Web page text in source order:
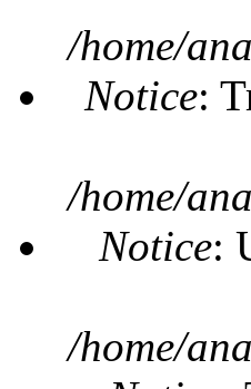
/home/
Notice:
/home/
Notice:
/home/